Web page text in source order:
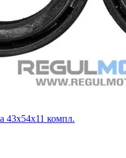
43x54x11 компл.